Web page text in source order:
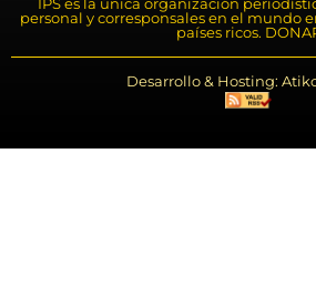
personal y corresponsales en el mundo
países ricos.
Desarrollo & Hosting: